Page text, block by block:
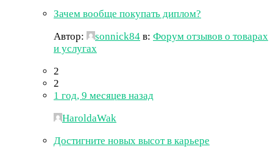
Зачем вообще покупать диплом?
Автор:
sonnick84 в: Форум отзывов о товарах
и услугах
2
2
1 год, 9 месяцев назад
HaroldaWak
Достигните новых высот в карьере